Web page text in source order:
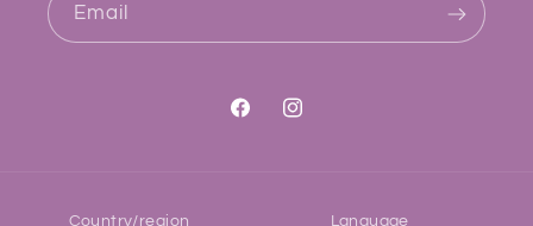
Email
FacebookInstagram
Country/region Language